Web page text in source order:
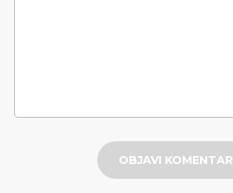
OBJAVI KOMENTAR